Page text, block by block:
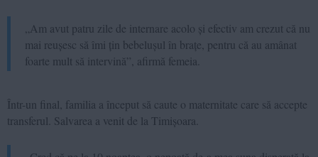
„Am avut patru zile de internare acolo și efectiv am crezut că nu
mai reușesc să îmi țin bebelușul în brațe, pentru că au amânat
foarte mult să intervină”, afirmă femeia.
Într-un final, familia a început să caute o maternitate care să accepte
transferul. Salvarea a venit de la Timișoara.